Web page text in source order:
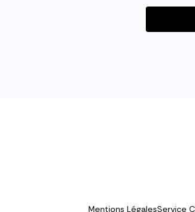
Mentions LégalesService